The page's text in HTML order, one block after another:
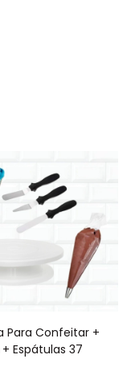
Para Confeitar +
Espátulas 37